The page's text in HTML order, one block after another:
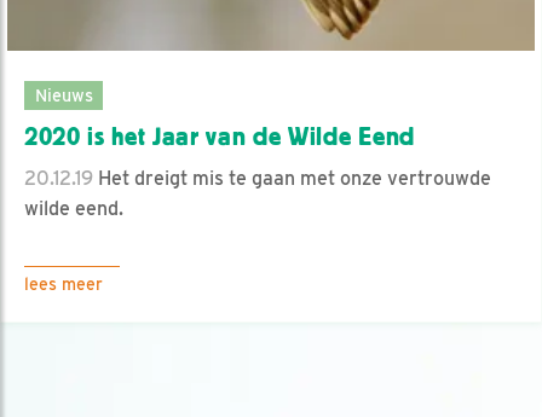
Nieuws
2020 is het Jaar van de Wilde Eend
20.12.19 Het dreigt mis te gaan met onze vertrouwde
wilde eend.
lees meer